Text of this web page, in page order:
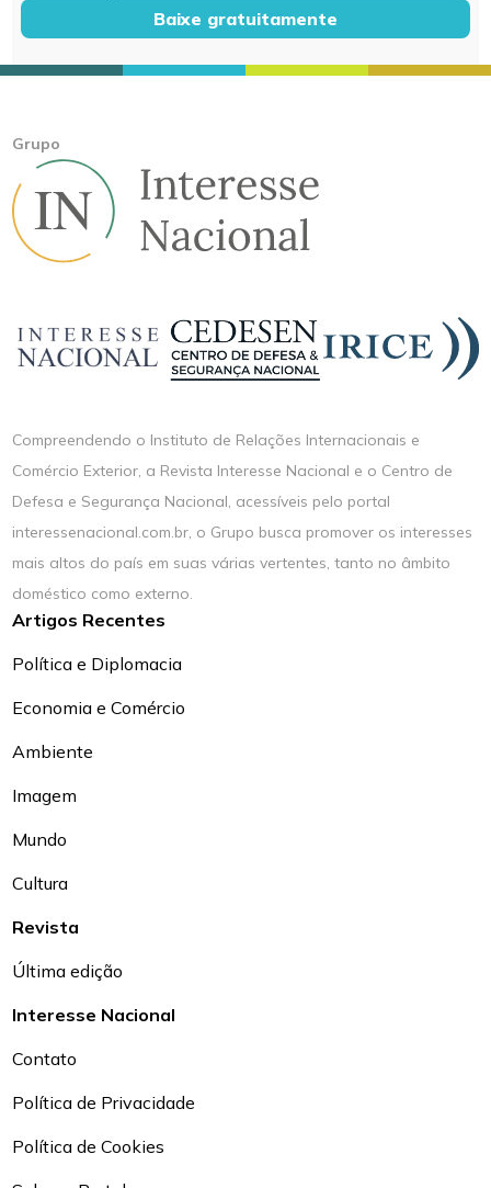
Baixe gratuitamente
Grupo
Compreendendo o Instituto de Relações Internacionais e
Comércio Exterior, a Revista Interesse Nacional e o Centro de
Defesa e Segurança Nacional, acessíveis pelo portal
interessenacional.com.br, o Grupo busca promover os interesses
mais altos do país em suas várias vertentes, tanto no âmbito
doméstico como externo.
Artigos Recentes
Política e Diplomacia
Economia e Comércio
Ambiente
Imagem
Mundo
Cultura
Revista
Última edição
Interesse Nacional
Contato
Política de Privacidade
Política de Cookies